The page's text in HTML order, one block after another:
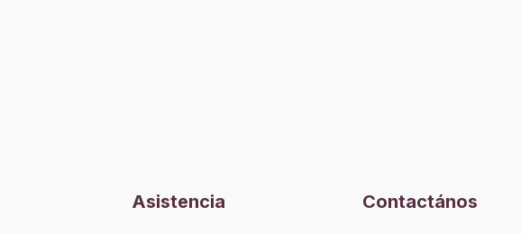
Asistencia Contactános